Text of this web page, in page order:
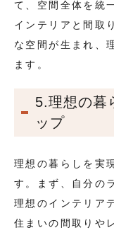
て、空間全体を統
インテリアと間取
な空間が生まれ、
ます。
5.理想の暮
ップ
理想の暮らしを実
す。まず、自分の
理想のインテリア
住まいの間取りや